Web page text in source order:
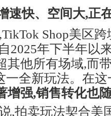
速快、空间大,正
Shop美区跨
2025年下半年以
其他所有场域,而
一全新玩法。在
增强,销售转化也
,拍卖玩法契合美